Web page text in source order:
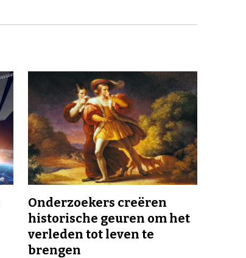
Onderzoekers creëren
historische geuren om het
verleden tot leven te
brengen